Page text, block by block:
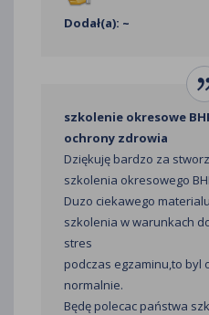
Dodał(a): ~
szkolenie okresowe
ochrony zdrowia
Dziękuję bardzo za
szkolenia okresowego
Duzo ciekawego
szkolenia w warunkach
stres
podczas egzaminu,to byl
normalnie.
Będę polecac państwa